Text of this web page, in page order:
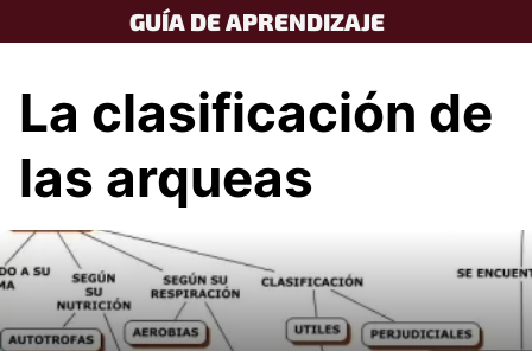
to
GUÍA DE APRENDIZAJE
La clasificación de
las arqueas